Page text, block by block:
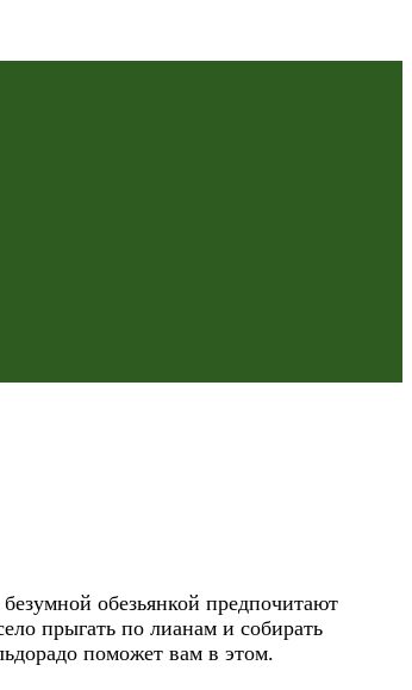
обезьянкой предпочитают
прыгать по лианам и собирать
поможет вам в этом.